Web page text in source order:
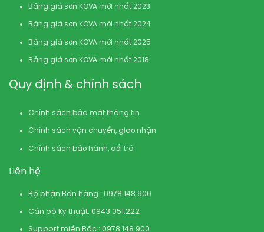
Bảng giá sơn KOVA mới nhất 2023
Bảng giá sơn KOVA mới nhất 2024
Bảng giá sơn KOVA mới nhất 2025
Bảng giá sơn KOVA mới nhất 2018
Quy định & chính sách
Chính sách bảo mật thông tin
Chính sách vận chuyển, giao nhận
Chính sách bảo hành, đổi trả
Liên hệ
Bộ phận Bán hàng : 0978.148.900
Cán bộ Kỹ thuật: 0943.051.222
Support miền Bắc : 0978.148.900